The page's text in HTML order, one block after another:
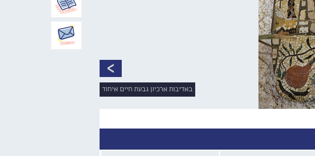
באדיבות ארכיון גבעת חיים איחוד